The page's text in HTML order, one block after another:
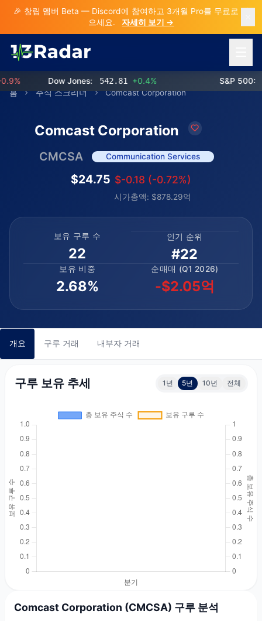
🎉 창립 멤버 Beta — Discord에 참여하고 3개월 Pro를 무료로 받
으세요.
자세히 보기 →
Dow Jones: 542.81 +0.4% S&P 500:
홈
주식 스크리너 Comcast Corporation
Comcast Corporation
CMCSA Communication Services
$24.75 $-0.18 (-0.72%)
시가총액: $878.29억
보유 구루 수
22
인기 순위
#22
보유 비중
2.68%
순매매 (Q1 2026)
-$2.05억
개요 구루 거래 내부자 거래
구루 보유 추세 1년 5년 10년 전체
Comcast Corporation (CMCSA) 구루 분석